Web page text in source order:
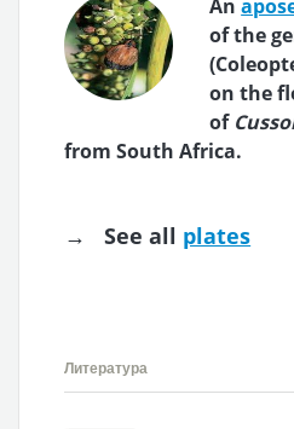
An
of the
on the
of
from South Africa.
→ See all plates
Литература